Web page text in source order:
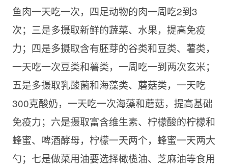
鱼肉一天吃一次，四足动物的肉一周吃2到3
次；三是多摄取新鲜的蔬菜、水果，提高免疫
力；四是多摄取含有胚芽的谷类和豆类、薯类，
一天吃一次豆类和薯类，一周吃一到两次玄米；
五是多摄取乳酸菌和海藻类、蘑菇类，一天吃
300克酸奶，一天吃一次海藻和蘑菇，提高基础
免疫力；六是摄取富含维生素、柠檬酸的柠檬和
蜂蜜、啤酒酵母，柠檬一天两个，蜂蜜一天两大
勺；七是做菜用油要选择橄榄油、芝麻油等食用